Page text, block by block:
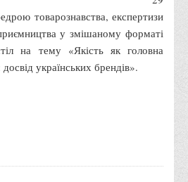
2017
освітніх програм
товарознавства, експертизи
у змішаному форматі
на тему «Якість як головна
українських брендів».